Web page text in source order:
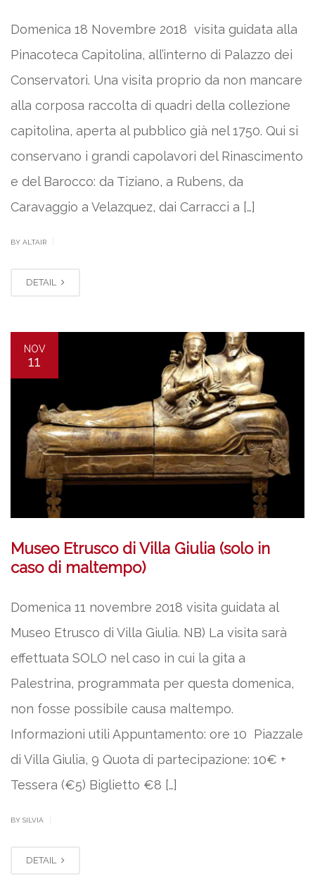
Domenica 18 Novembre 2018 visita guidata alla
Pinacoteca Capitolina, all’interno di Palazzo dei
Conservatori. Una visita proprio da non mancare
alla corposa raccolta di quadri della collezione
capitolina, aperta al pubblico già nel 1750. Qui si
conservano i grandi capolavori del Rinascimento
e del Barocco: da Tiziano, a Rubens, da
Caravaggio a Velazquez, dai Carracci a […]
BY ALTAIR
DETAIL
NOV
11
Museo Etrusco di Villa Giulia (solo in
caso di maltempo)
Domenica 11 novembre 2018 visita guidata al
Museo Etrusco di Villa Giulia. NB) La visita sarà
effettuata SOLO nel caso in cui la gita a
Palestrina, programmata per questa domenica,
non fosse possibile causa maltempo.
Informazioni utili Appuntamento: ore 10 Piazzale
di Villa Giulia, 9 Quota di partecipazione: 10€ +
Tessera (€5) Biglietto €8 […]
BY SILVIA
DETAIL